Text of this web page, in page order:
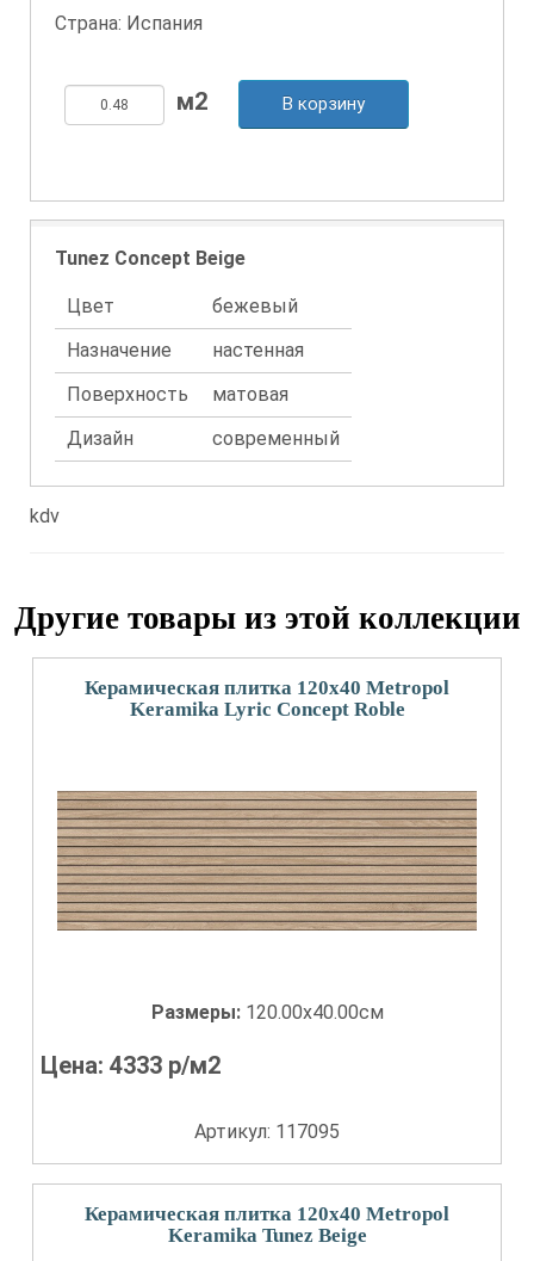
Страна: Испания
В корзину
Tunez Concept Beige
Цвет
бежевый
Назначение
настенная
Поверхность
матовая
Дизайн
современный
kdv
Другие товары из этой коллекции
Керамическая плитка 120x40 Metropol
Keramika Lyric Concept Roble
Размеры: 120.00x40.00см
Цена:4333 р/м2
Артикул: 117095
Керамическая плитка 120x40 Metropol
Keramika Tunez Beige